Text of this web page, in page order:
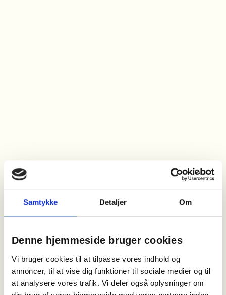
Samtykke Detaljer Om
Denne hjemmeside bruger cookies
Vi bruger cookies til at tilpasse vores indhold og
annoncer, til at vise dig funktioner til sociale medier og til
at analysere vores trafik. Vi deler også oplysninger om